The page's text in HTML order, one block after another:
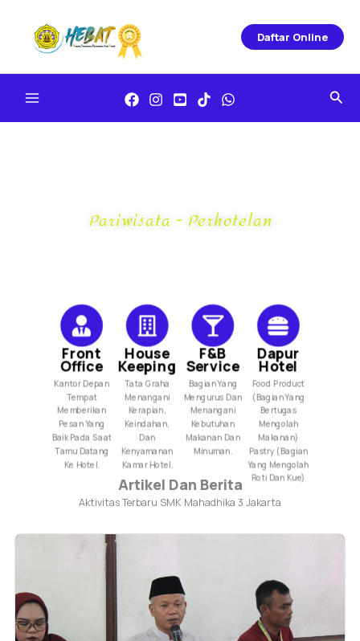
Content
Daftar Online
Pariwisata - Perhotelan
Front
Office
Kantor Depan
Tempat
Memberikan
Pesan Yang
Baik Pada Saat
Tamu Datang
Ke Hotel.
House
Keeping
Tata Graha
Menangani
Kerapian,
Keindahan,
Dan
Kenyamanan
Kamar Hotel.
F&B
Service
Bagian Yang
Mengurus Dan
Menangani
Kebutuhan
Makanan Dan
Minuman.
Dapur
Hotel
Food Product
(Bagian Yang
Bertugas
Mengolah
Makanan)
Pastry (Bagian
Yang Mengolah
Roti Dan Kue)
Artikel Dan Berita
Aktivitas Terbaru SMK Mahadhika 3 Jakarta